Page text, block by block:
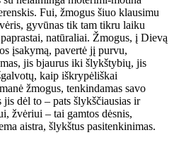
Fui, žmogus šiuo klausimu
gyvūnas tik tam tikru laiku
natūraliai. Žmogus, į Dievą
įsakymą, pavertė jį purvu,
jis bjaurus iki šlykštybių, jis
kaip iškrypėliškai
žmogus, tenkindamas savo
dėl to – pats šlykščiausias ir
žvėriui – tai gamtos dėsnis,
aistra, šlykštus pasitenkinimas.